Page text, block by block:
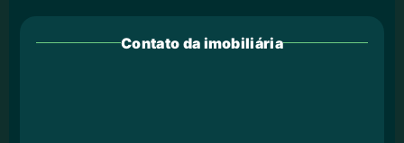
Contato da imobiliária